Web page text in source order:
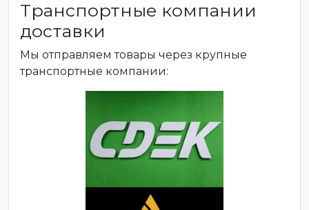
Транспортные компании
доставки
Мы отправляем товары через крупные
транспортные компании: